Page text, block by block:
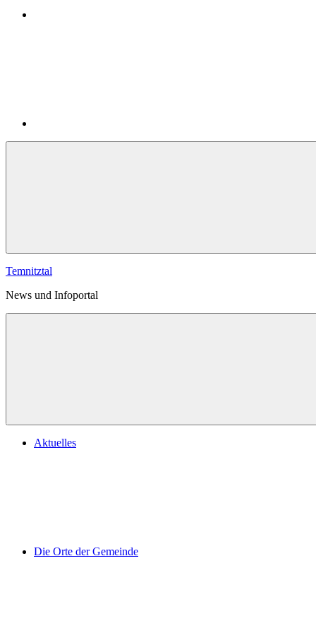
Temnitztal
News und Infoportal
Aktuelles
Die Orte der Gemeinde